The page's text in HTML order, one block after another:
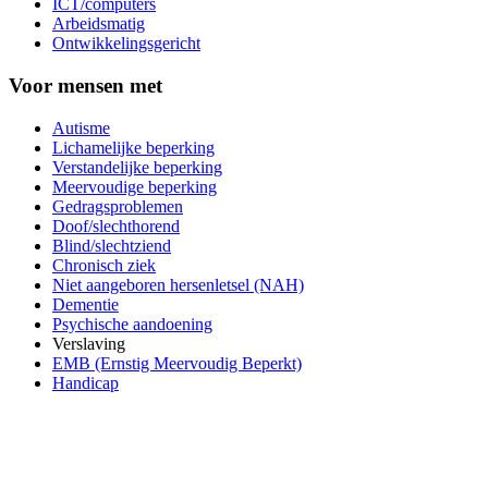
ICT/computers
Arbeidsmatig
Ontwikkelingsgericht
Voor mensen met
Autisme
Lichamelijke beperking
Verstandelijke beperking
Meervoudige beperking
Gedragsproblemen
Doof/slechthorend
Blind/slechtziend
Chronisch ziek
Niet aangeboren hersenletsel (NAH)
Dementie
Psychische aandoening
Verslaving
EMB (Ernstig Meervoudig Beperkt)
Handicap